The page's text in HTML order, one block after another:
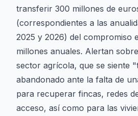
transferir 300 millones de
(correspondientes a las
2025 y 2026) del compromiso
millones anuales. Alertan
sector agrícola, que se siente
abandonado ante la falta de
para recuperar fincas, redes
acceso, así como para las